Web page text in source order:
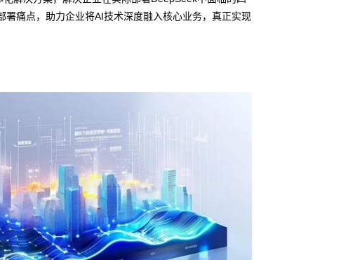
痛点，助力企业将AI技术深度融入核心业务，真正实现